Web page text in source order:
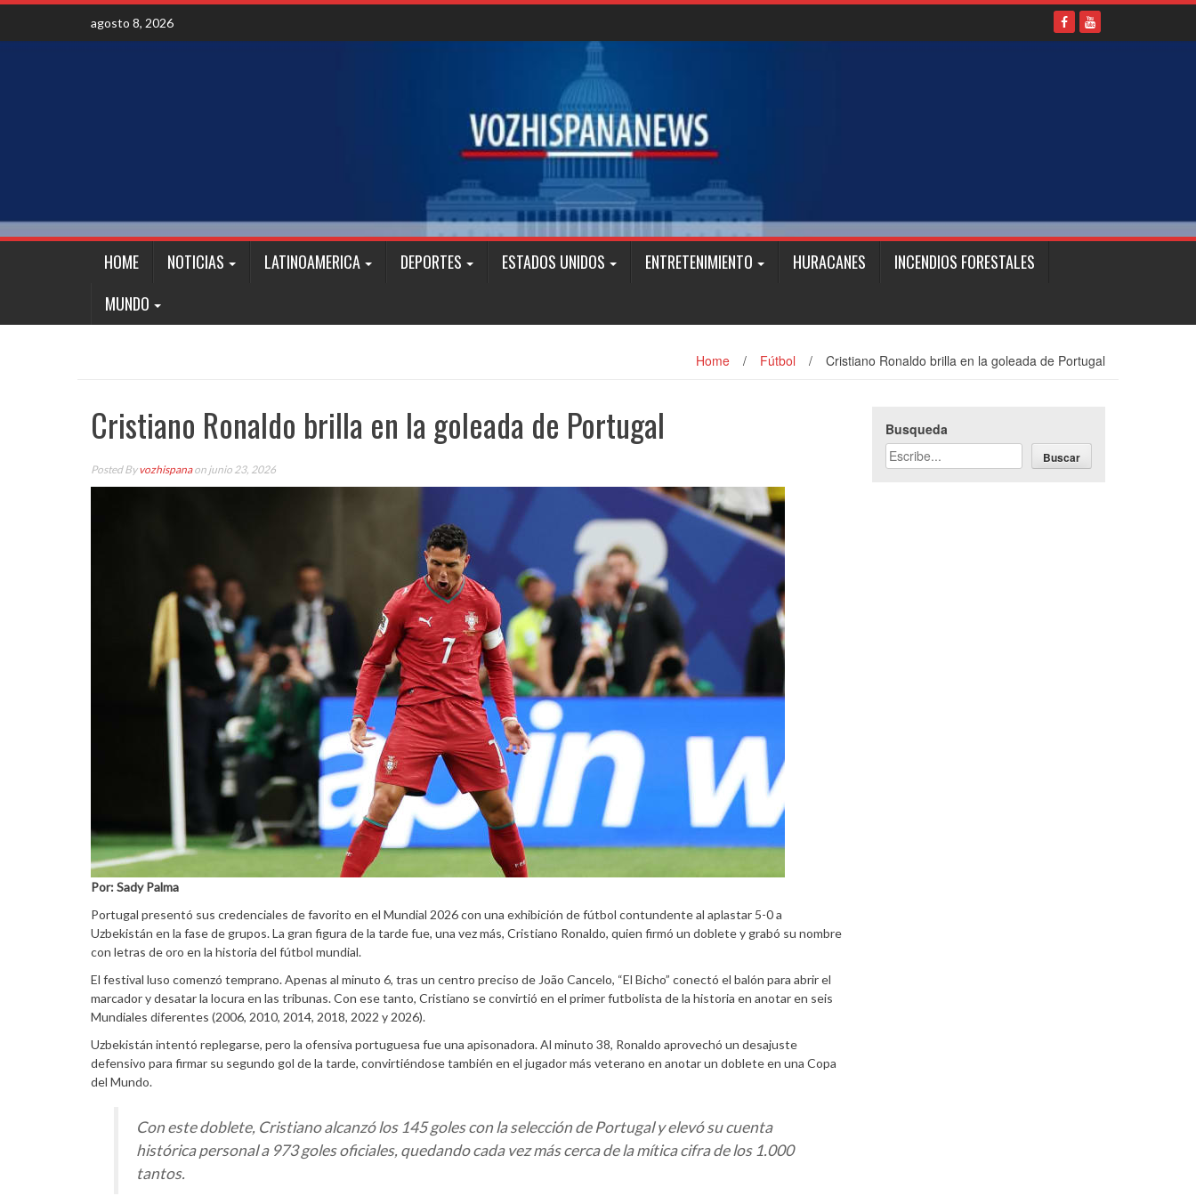
Skip
content
agosto 8, 2026
HOME NOTICIAS LATINOAMERICA DEPORTES ESTADOS UNIDOS ENTRETENIMIENTO HURACANES
INCENDIOS FORESTALES
MUNDO
Home / Fútbol / Cristiano Ronaldo brilla en la goleada de Portugal
Cristiano Ronaldo brilla en la goleada de Portugal
Posted Byvozhispanaon junio 23, 2026
Por: Sady Palma
Portugal presentó sus credenciales de favorito en el Mundial 2026 con una exhibición de fútbol contundente al aplastar 5-0 a
Uzbekistán en la fase de grupos. La gran figura de la tarde fue, una vez más, Cristiano Ronaldo, quien firmó un doblete y grabó su nombre
con letras de oro en la historia del fútbol mundial.
El festival luso comenzó temprano. Apenas al minuto 6, tras un centro preciso de João Cancelo, “El Bicho” conectó el balón para abrir el
marcador y desatar la locura en las tribunas. Con ese tanto, Cristiano se convirtió en el primer futbolista de la historia en anotar en seis
Mundiales diferentes (2006, 2010, 2014, 2018, 2022 y 2026).
Uzbekistán intentó replegarse, pero la ofensiva portuguesa fue una apisonadora. Al minuto 38, Ronaldo aprovechó un desajuste
defensivo para firmar su segundo gol de la tarde, convirtiéndose también en el jugador más veterano en anotar un doblete en una Copa
del Mundo.
Con este doblete, Cristiano alcanzó los 145 goles con la selección de Portugal y elevó su cuenta
histórica personal a 973 goles oficiales, quedando cada vez más cerca de la mítica cifra de los 1.000
tantos.
Busqueda
Buscar